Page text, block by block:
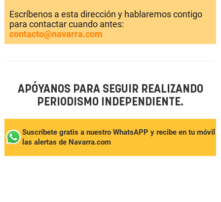
Escríbenos a esta dirección y hablaremos contigo
para contactar cuando antes:
contacto@navarra.com
APÓYANOS PARA SEGUIR REALIZANDO
PERIODISMO INDEPENDIENTE.
Suscríbete gratis a nuestro WhatsAPP y recibe en tu móvil
las alertas de Navarra.com